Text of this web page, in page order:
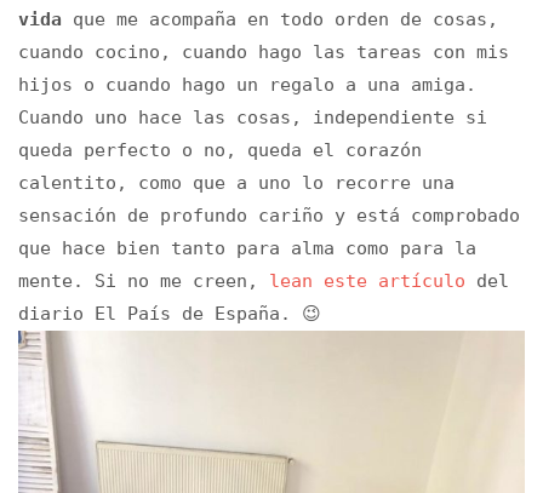
vida que me acompaña en todo orden de cosas,
cuando cocino, cuando hago las tareas con mis
hijos o cuando hago un regalo a una amiga.
Cuando uno hace las cosas, independiente si
queda perfecto o no, queda el corazón
calentito, como que a uno lo recorre una
sensación de profundo cariño y está comprobado
que hace bien tanto para alma como para la
mente. Si no me creen, lean este artículo del
diario El País de España. 😉